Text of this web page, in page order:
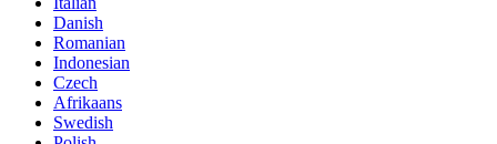
Danish
Romanian
Indonesian
Czech
Afrikaans
Swedish